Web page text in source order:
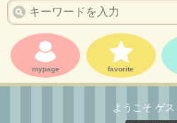
mypage favorite
ようこそ ゲ